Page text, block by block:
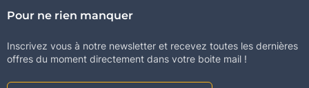
Pour ne rien manquer
Inscrivez vous à notre newsletter et recevez toutes les dernières
offres du moment directement dans votre boite mail !